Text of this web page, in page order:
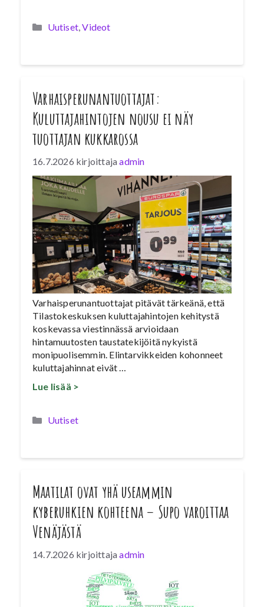
Kategoriat
Uutiset,Videot
Varhaisperunantuottajat:
Kuluttajahintojen nousu ei näy
tuottajan kukkarossa
16.7.2026 kirjoittajaadmin
Varhaisperunantuottajat pitävät tärkeänä, että
Tilastokeskuksen kuluttajahintojen kehitystä
koskevassa viestinnässä arvioidaan
hintamuutosten taustatekijöitä nykyistä
monipuolisemmin. Elintarvikkeiden kohonneet
kuluttajahinnat eivät …
Lue lisää >
Kategoriat
Uutiset
Maatilat ovat yhä useammin
kyberuhkien kohteena – Supo varoittaa
Venäjästä
14.7.2026 kirjoittajaadmin